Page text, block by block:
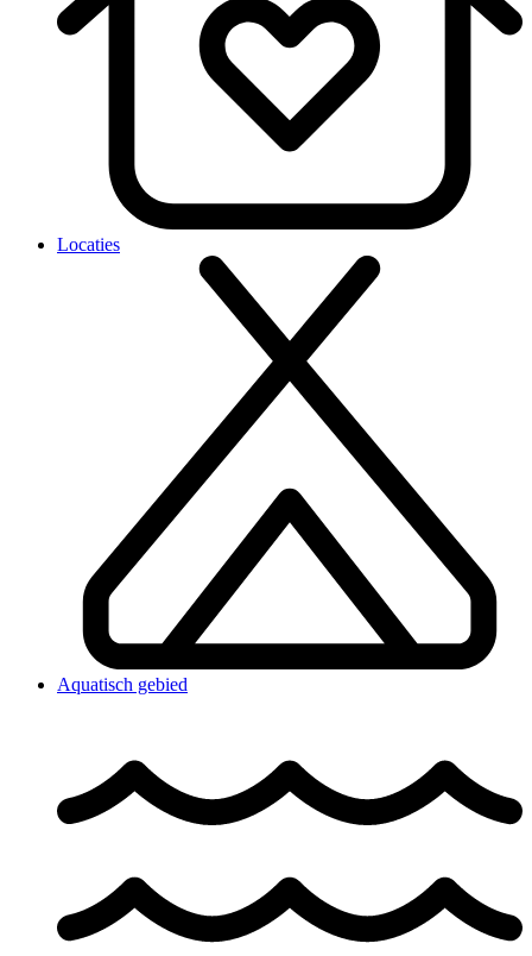
Locaties
Aquatisch gebied